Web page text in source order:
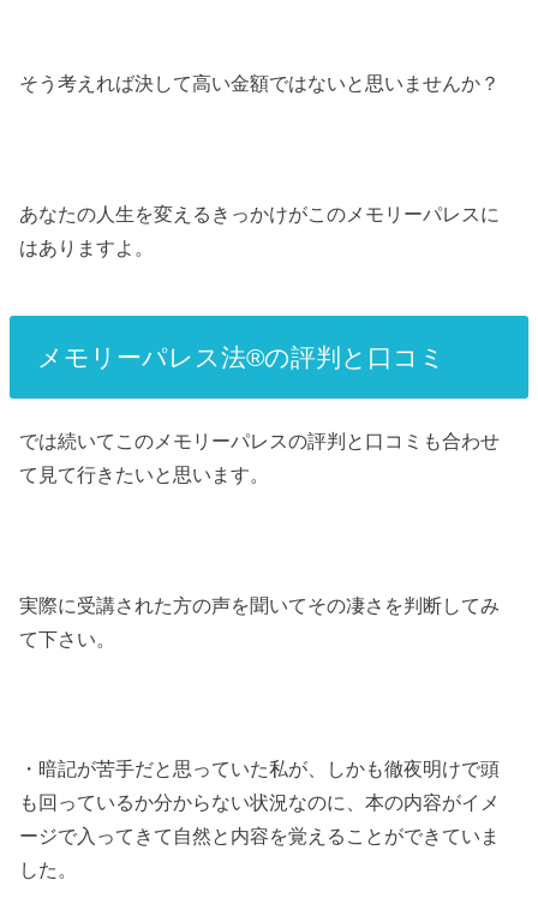
そう考えれば決して高い金額ではないと思いませんか？
あなたの人生を変えるきっかけがこのメモリーパレスに
はありますよ。
メモリーパレス法®︎の評判と口コミ
では続いてこのメモリーパレスの評判と口コミも合わせ
て見て行きたいと思います。
実際に受講された方の声を聞いてその凄さを判断してみ
て下さい。
・暗記が苦手だと思っていた私が、しかも徹夜明けで頭
も回っているか分からない状況なのに、本の内容がイメ
ージで入ってきて自然と内容を覚えることができていま
した。